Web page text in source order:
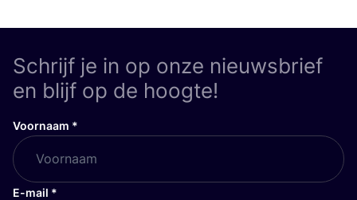
Schrijf je in op onze nieuwsbrief
en blijf op de hoogte!
Voornaam *
E-mail *